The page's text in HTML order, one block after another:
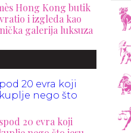
20 evra koji